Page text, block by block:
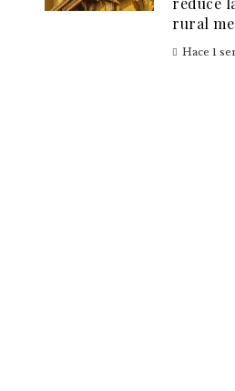
rural
Hace 1